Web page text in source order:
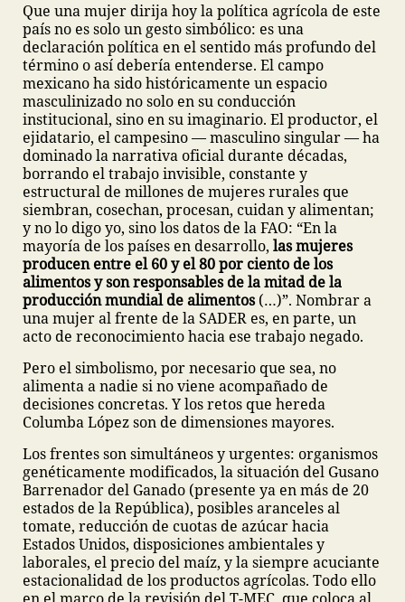
Que una mujer dirija hoy la política agrícola de este
país no es solo un gesto simbólico: es una
declaración política en el sentido más profundo del
término o así debería entenderse. El campo
mexicano ha sido históricamente un espacio
masculinizado no solo en su conducción
institucional, sino en su imaginario. El productor, el
ejidatario, el campesino — masculino singular — ha
dominado la narrativa oficial durante décadas,
borrando el trabajo invisible, constante y
estructural de millones de mujeres rurales que
siembran, cosechan, procesan, cuidan y alimentan;
y no lo digo yo, sino los datos de la FAO: “En la
mayoría de los países en desarrollo, las mujeres
producen entre el 60 y el 80 por ciento de los
alimentos y son responsables de la mitad de la
producción mundial de alimentos(…)”. Nombrar a
una mujer al frente de la SADER es, en parte, un
acto de reconocimiento hacia ese trabajo negado.
Pero el simbolismo, por necesario que sea, no
alimenta a nadie si no viene acompañado de
decisiones concretas. Y los retos que hereda
Columba López son de dimensiones mayores.
Los frentes son simultáneos y urgentes: organismos
genéticamente modificados, la situación del Gusano
Barrenador del Ganado (presente ya en más de 20
estados de la República), posibles aranceles al
tomate, reducción de cuotas de azúcar hacia
Estados Unidos, disposiciones ambientales y
laborales, el precio del maíz, y la siempre acuciante
estacionalidad de los productos agrícolas. Todo ello